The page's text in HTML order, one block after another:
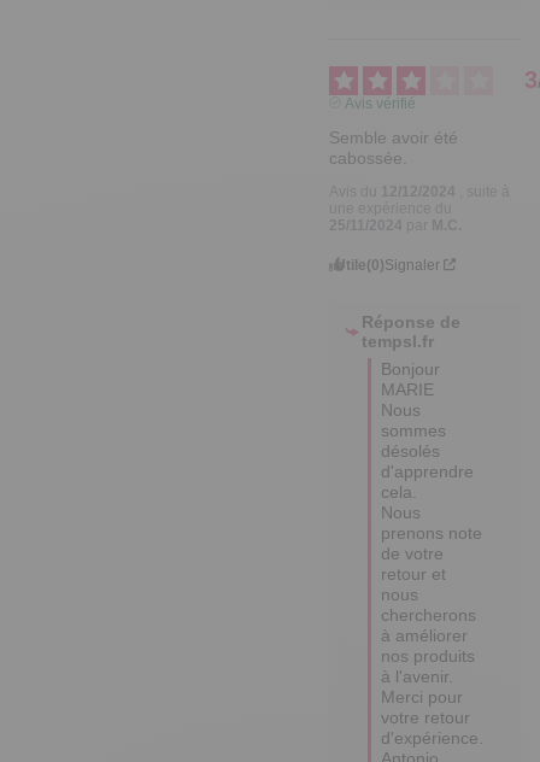
3
Avis vérifié
Semble avoir été
cabossée.
12/12/2024
Utile(0)Signaler
Réponse de
tempsl.fr
Bonjour
MARIE
Nous
sommes
désolés
d'apprendre
cela.
Nous
prenons note
de votre
retour et
nous
chercherons
à améliorer
nos produits
à l'avenir.
Merci pour
votre retour
d'expérience.